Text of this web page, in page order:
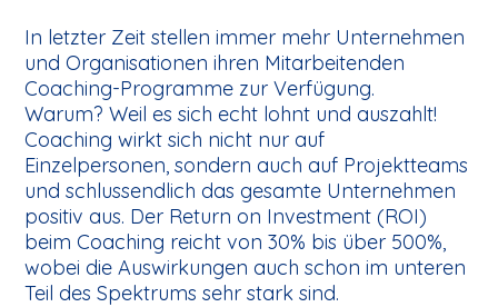
In letzter Zeit stellen immer mehr Unternehmen
und Organisationen ihren Mitarbeitenden
Coaching-Programme zur Verfügung.
Warum? Weil es sich echt lohnt und auszahlt!
Coaching wirkt sich nicht nur auf
Einzelpersonen, sondern auch auf Projektteams
und schlussendlich das gesamte Unternehmen
positiv aus. Der Return on Investment (ROI)
beim Coaching reicht von 30% bis über 500%,
wobei die Auswirkungen auch schon im unteren
Teil des Spektrums sehr stark sind.